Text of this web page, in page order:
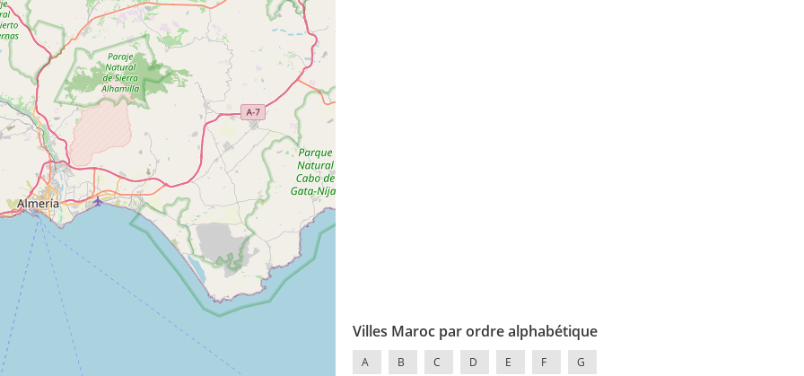
Villes Maroc par ordre alphabétique
A B C D E F G